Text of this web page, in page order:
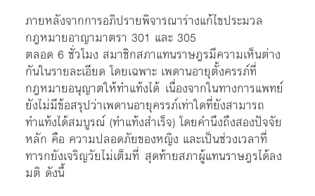
ภายหลังจากการอภิปรายพิจารณาร่างแก้ไขประมวล
กฎหมายอาญามาตรา 301 และ 305
ตลอด 6 ชั่วโมง สมาชิกสภาแทนราษฎรมีความเห็นต่าง
กันในรายละเอียด โดยเฉพาะ เพดานอายุตั้งครรภ์ที่
กฎหมายอนุญาตให้ทำแท้งได้ เนื่องจากในทางการแพทย์
ยังไม่มีข้อสรุปว่าเพดานอายุครรภ์เท่าใดที่ยังสามารถ
ทำแท้งได้สมบูรณ์ (ทำแท้งสำเร็จ) โดยคำนึงถึงสองปัจจัย
หลัก คือ ความปลอดภัยของหญิง และเป็นช่วงเวลาที่
ทารกยังเจริญวัยไม่เต็มที่ สุดท้ายสภาผู้แทนราษฎรได้ลง
มติ ดังนี้